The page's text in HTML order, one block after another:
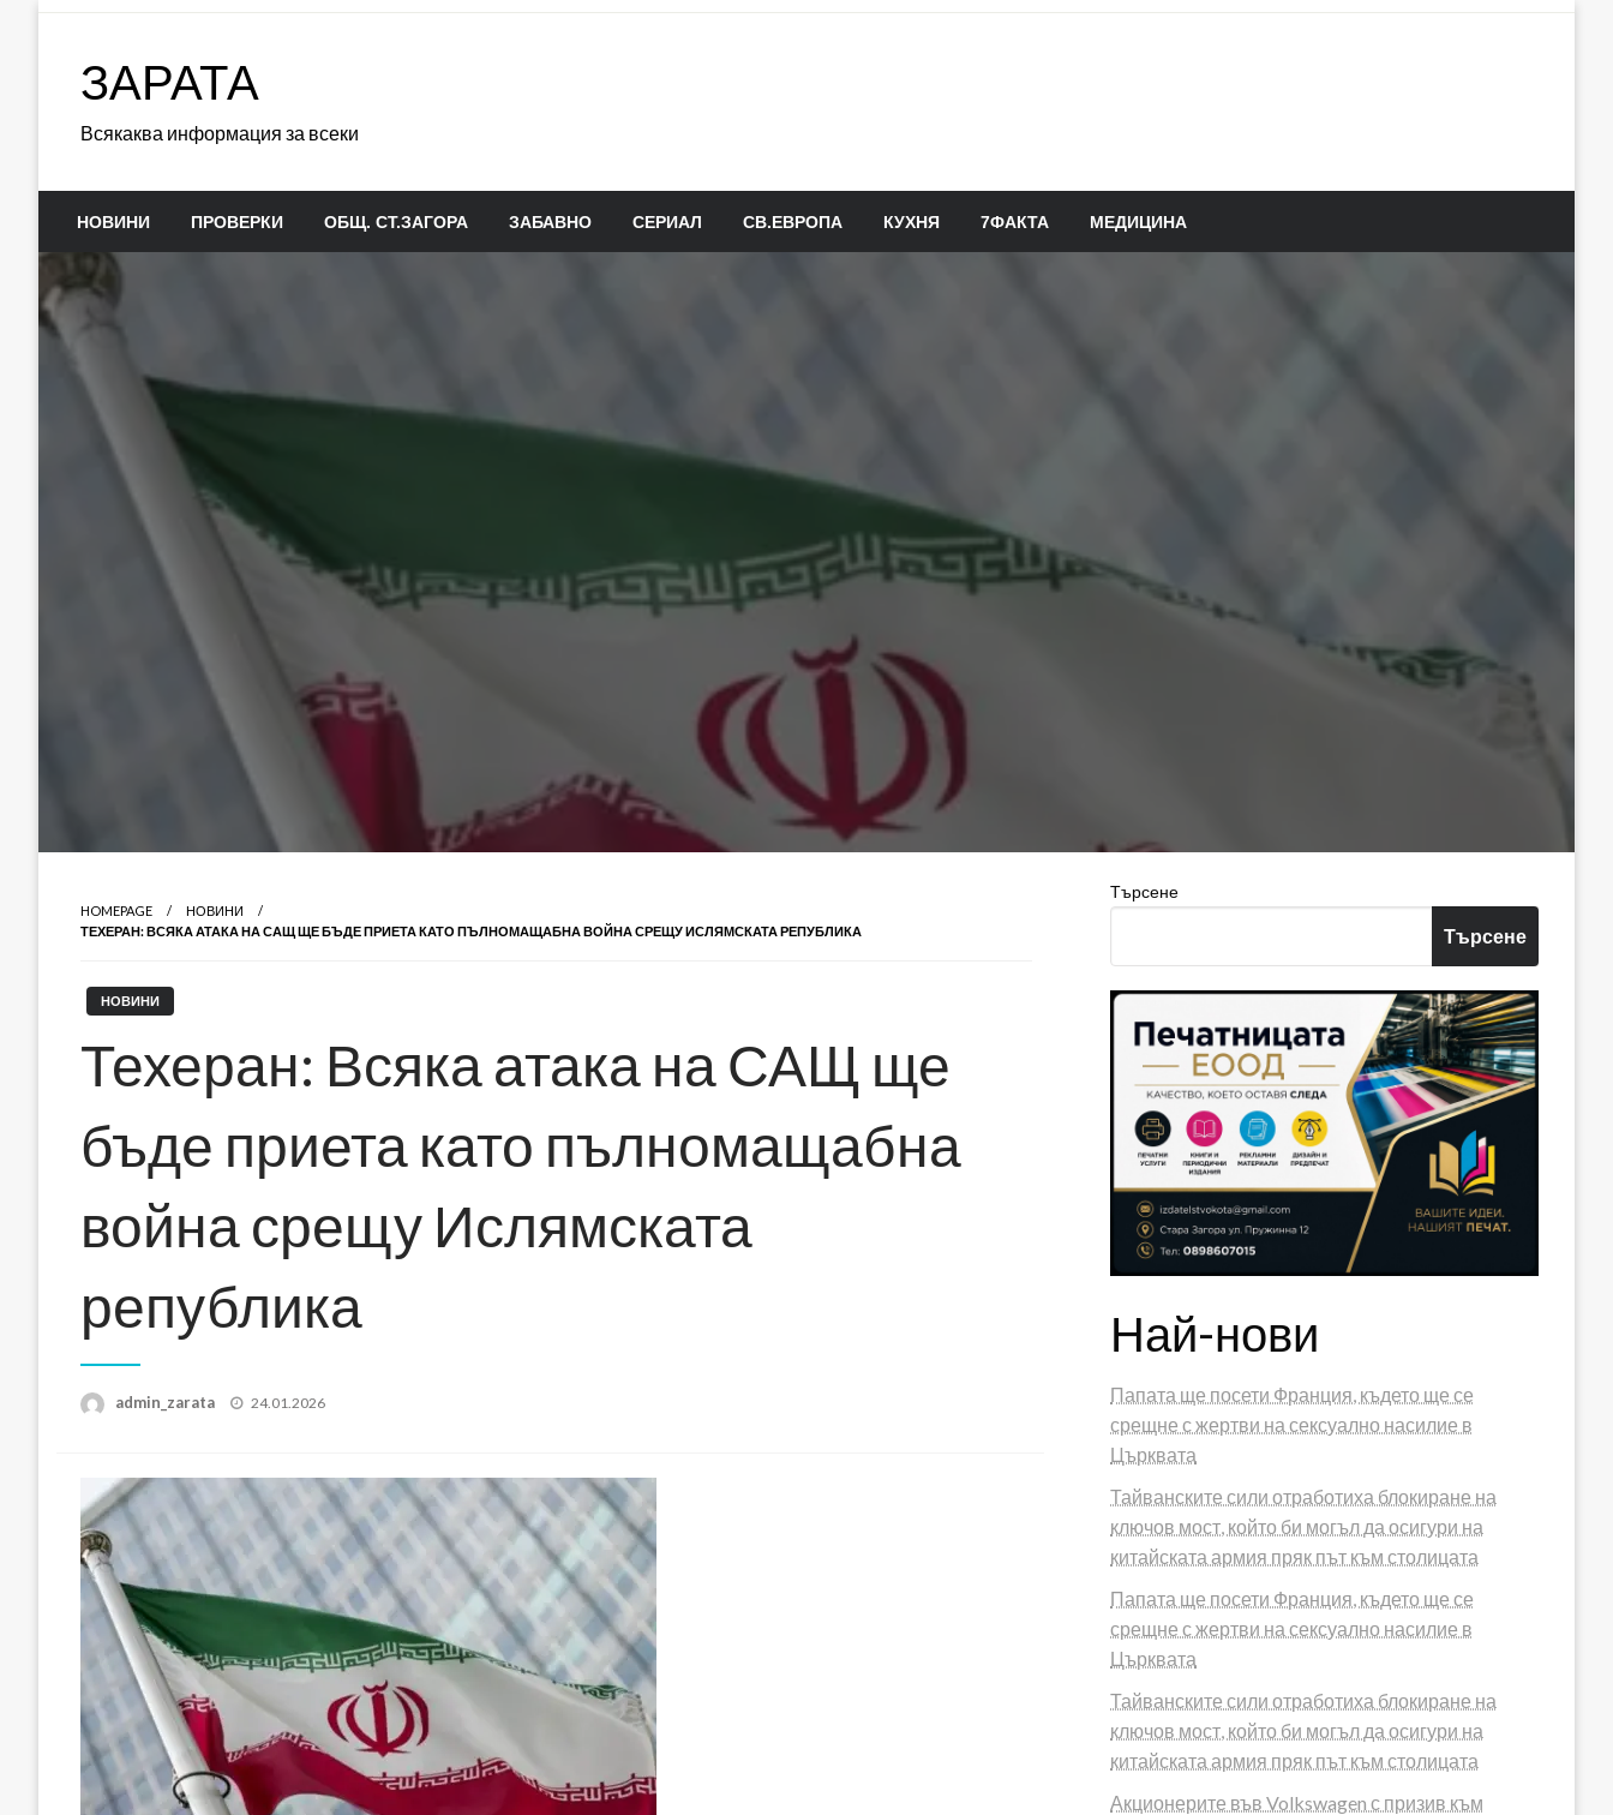
ЗАРАТА
Всякаква информация за всеки
НОВИНИ ПРОВЕРКИ ОБЩ. СТ.ЗАГОРА ЗАБАВНО СЕРИАЛ СВ.ЕВРОПА КУХНЯ 7ФАКТА МЕДИЦИНА
HOMEPAGE
НОВИНИ
ТЕХЕРАН: ВСЯКА АТАКА НА САЩ ЩЕ БЪДЕ ПРИЕТА КАТО ПЪЛНОМАЩАБНА ВОЙНА СРЕЩУ ИСЛЯМСКАТА РЕПУБЛИКА
НОВИНИ
Техеран: Всяка атака на САЩ ще
бъде приета като пълномащабна
война срещу Ислямската
република
admin_zarata
Posted
24.01.2026
Търсене
Търсене
Най-нови
Папата ще посети Франция, където ще се
срещне с жертви на сексуално насилие в
Църквата
Тайванските сили отработиха блокиране на
ключов мост, който би могъл да осигури на
китайската армия пряк път към столицата
Папата ще посети Франция, където ще се
срещне с жертви на сексуално насилие в
Църквата
Тайванските сили отработиха блокиране на
ключов мост, който би могъл да осигури на
китайската армия пряк път към столицата
Акционерите във Volkswagen с призив към